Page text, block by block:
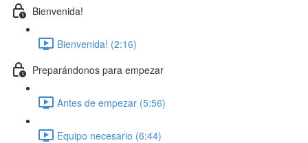
Bienvenida!
Bienvenida! (2:16)
Preparándonos para empezar
Antes de empezar (5:56)
Equipo necesario (6:44)